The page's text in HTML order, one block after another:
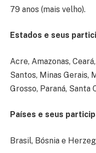
79 anos (mais velho).
Estados e seus
Acre, Amazonas,
Santos, Minas Gerais,
Grosso, Paraná, Santa
Países e seus
Brasil, Bósnia e